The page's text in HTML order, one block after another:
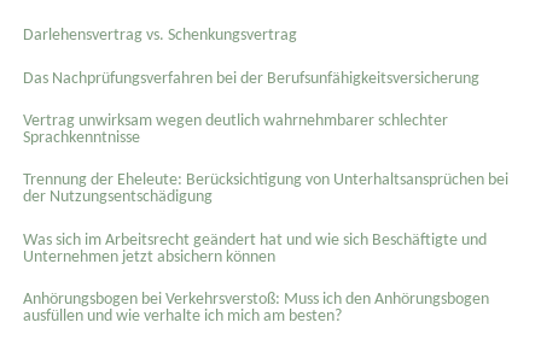
Darlehensvertrag vs. Schenkungsvertrag
Das Nachprüfungsverfahren bei der Berufsunfähigkeitsversicherung
Vertrag unwirksam wegen deutlich wahrnehmbarer schlechter
Sprachkenntnisse
Trennung der Eheleute: Berücksichtigung von Unterhaltsansprüchen bei
der Nutzungsentschädigung
Was sich im Arbeitsrecht geändert hat und wie sich Beschäftigte und
Unternehmen jetzt absichern können
Anhörungsbogen bei Verkehrsverstoß: Muss ich den Anhörungsbogen
ausfüllen und wie verhalte ich mich am besten?